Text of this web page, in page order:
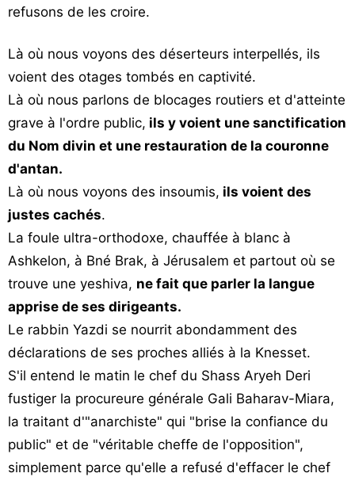
refusons de les croire.
Là où nous voyons des déserteurs interpellés, ils
voient des otages tombés en captivité.
Là où nous parlons de blocages routiers et d'atteinte
grave à l'ordre public, ils y voient une sanctification
du Nom divin et une restauration de la couronne
d'antan.
Là où nous voyons des insoumis, ils voient des
justes cachés.
La foule ultra-orthodoxe, chauffée à blanc à
Ashkelon, à Bné Brak, à Jérusalem et partout où se
trouve une yeshiva, ne fait que parler la langue
apprise de ses dirigeants.
Le rabbin Yazdi se nourrit abondamment des
déclarations de ses proches alliés à la Knesset.
S'il entend le matin le chef du Shass Aryeh Deri
fustiger la procureure générale Gali Baharav-Miara,
la traitant d'"anarchiste" qui "brise la confiance du
public" et de "véritable cheffe de l'opposition",
simplement parce qu'elle a refusé d'effacer le chef